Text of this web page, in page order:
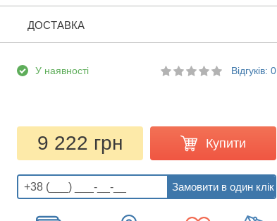
ДОСТАВКА
У наявності Відгуків: 0
9 222 грн Купити